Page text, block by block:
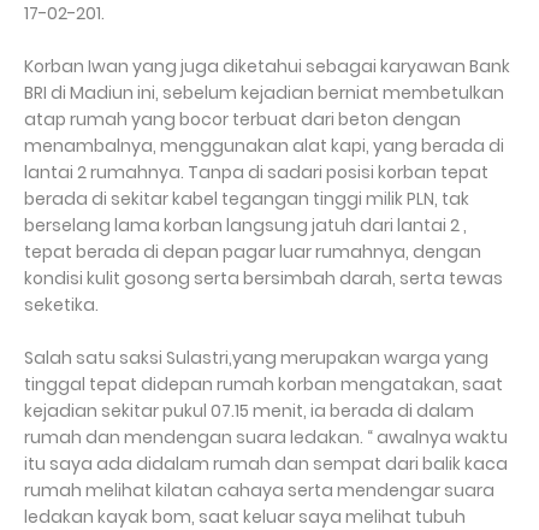
17-02-201.
Korban Iwan yang juga diketahui sebagai karyawan Bank
BRI di Madiun ini, sebelum kejadian berniat membetulkan
atap rumah yang bocor terbuat dari beton dengan
menambalnya, menggunakan alat kapi, yang berada di
lantai 2 rumahnya. Tanpa di sadari posisi korban tepat
berada di sekitar kabel tegangan tinggi milik PLN, tak
berselang lama korban langsung jatuh dari lantai 2 ,
tepat berada di depan pagar luar rumahnya, dengan
kondisi kulit gosong serta bersimbah darah, serta tewas
seketika.
Salah satu saksi Sulastri,yang merupakan warga yang
tinggal tepat didepan rumah korban mengatakan, saat
kejadian sekitar pukul 07.15 menit, ia berada di dalam
rumah dan mendengan suara ledakan. “ awalnya waktu
itu saya ada didalam rumah dan sempat dari balik kaca
rumah melihat kilatan cahaya serta mendengar suara
ledakan kayak bom, saat keluar saya melihat tubuh